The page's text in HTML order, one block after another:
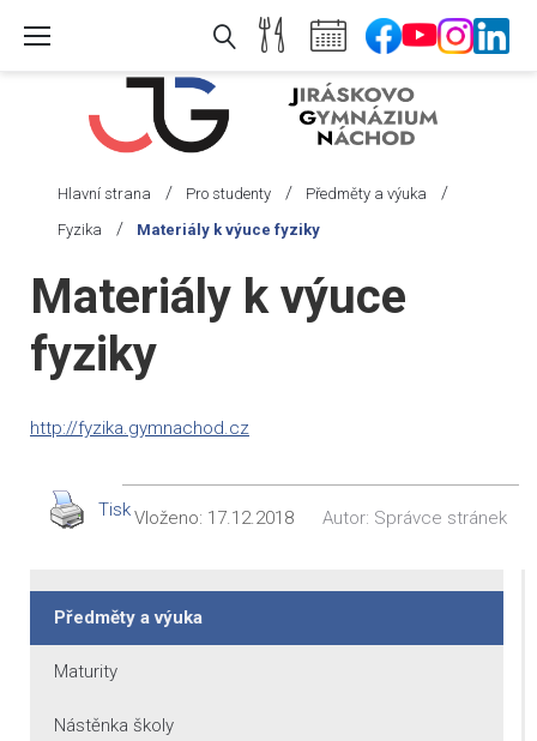
Hlavní strana / Pro studenty / Předměty a výuka /
Fyzika / Materiály k výuce fyziky
Materiály k výuce
fyziky
http://fyzika.gymnachod.cz
TiskVloženo: 17.12.2018 Autor: Správce stránek
Předměty a výuka
Maturity
Nástěnka školy